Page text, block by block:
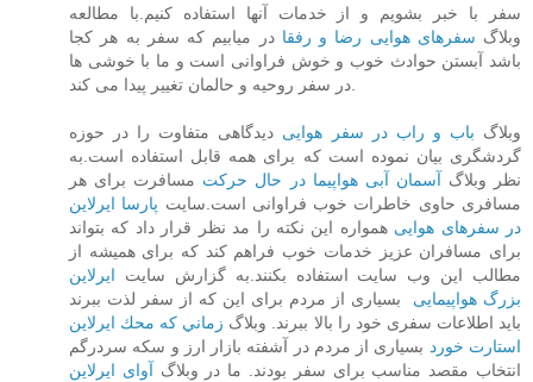
سفر با خبر بشویم و از خدمات آنها استفاده کنیم.با مطالعه
وبلاگ سفرهای هوایی رضا و رفقا در میابیم که سفر به هر کجا
باشد آبستن حوادث خوب و خوش فراوانی است و ما با خوشی ها
وبلاگ باب و راب در سفر هوایی دیدگاهی متفاوت را در حوزه
گردشگری بیان نموده است که برای همه قابل استفاده است.به
نظر وبلاگ آسمان آبی هواپیما در حال حرکت مسافرت برای هر
مسافری حاوی خاطرات خوب فراوانی است.سایت پارسا ایرلاین
در سفرهای هوایی همواره این نکته را مد نظر قرار داد که بتواند
برای مسافران عزیز خدمات خوب فراهم کند که برای همیشه از
مطالب این وب سایت استفاده بکنند.به گزارش سایت ایرلاین
بزرگ هواپیمایی
بسیاری از مردم برای این که از سفر لذت ببرند
باید اطلاعات سفری خود را بالا ببرند. وبلاگ زماني كه محك ايرلاين
استارت خورد بسیاری از مردم در آشفته بازار ارز و سکه سردرگم
انتخاب مقصد مناسب برای سفر بودند. ما در وبلاگ آوای ایرلاین